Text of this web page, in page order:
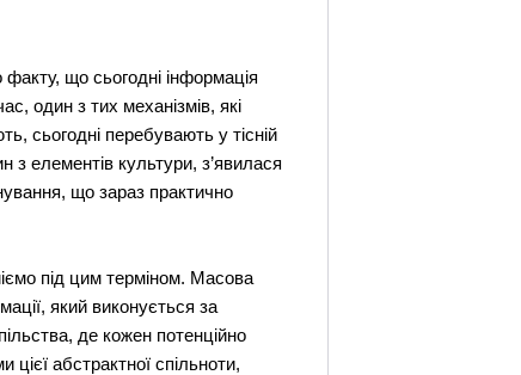
що сьогодні інформація
один з тих механізмів, які
сьогодні перебувають у тісній
з елементів культури, з’явилася
що зараз практично
під цим терміном. Масова
який виконується за
де кожен потенційно
абстрактної спільноти,